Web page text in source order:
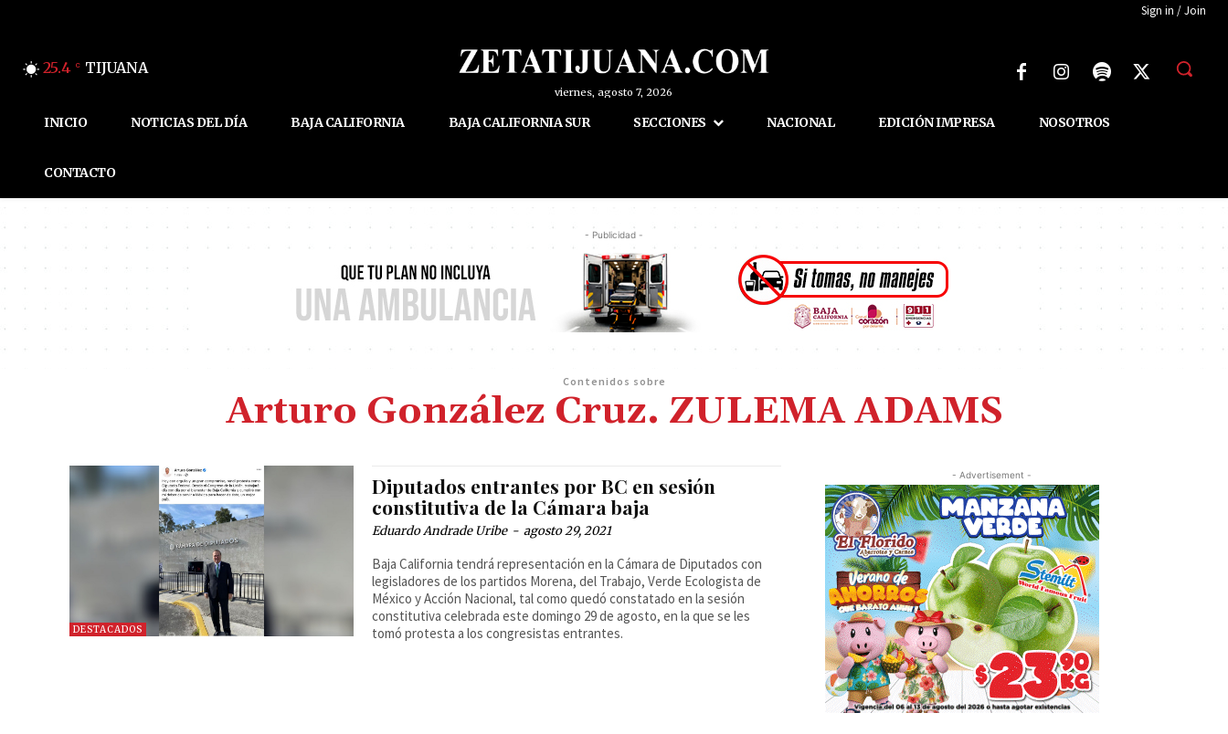
Sign in / Join
25.4 C TIJUANA
viernes, agosto 7, 2026
INICIO NOTICIAS DEL DÍA BAJA CALIFORNIA BAJA CALIFORNIA SUR SECCIONES NACIONAL EDICIÓN IMPRESA NOSOTROS
CONTACTO
- Publicidad -
Contenidos sobre
Arturo González Cruz. ZULEMA ADAMS
DESTACADOS
Diputados entrantes por BC en sesión
constitutiva de la Cámara baja
Eduardo Andrade Uribe - agosto 29, 2021
Baja California tendrá representación en la Cámara de Diputados con
legisladores de los partidos Morena, del Trabajo, Verde Ecologista de
México y Acción Nacional, tal como quedó constatado en la sesión
constitutiva celebrada este domingo 29 de agosto, en la que se les
tomó protesta a los congresistas entrantes.
- Advertisement -